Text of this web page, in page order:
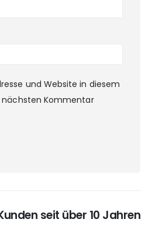
und Website in diesem
nächsten Kommentar
seit über 10 Jahren